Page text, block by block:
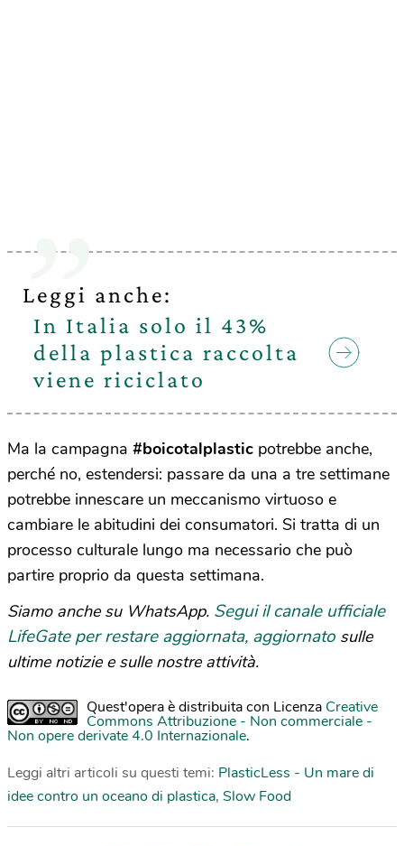
Leggi anche:
In Italia solo il 43%
della plastica raccolta
viene riciclato
Ma la campagna #boicotalplastic potrebbe anche,
perché no, estendersi: passare da una a tre settimane
potrebbe innescare un meccanismo virtuoso e
cambiare le abitudini dei consumatori. Si tratta di un
processo culturale lungo ma necessario che può
partire proprio da questa settimana.
Siamo anche su WhatsApp. Segui il canale ufficiale
LifeGate per restare aggiornata, aggiornato sulle
ultime notizie e sulle nostre attività.
Quest'opera è distribuita con Licenza Creative
Commons Attribuzione - Non commerciale -
Non opere derivate 4.0 Internazionale.
Leggi altri articoli su questi temi: PlasticLess - Un mare di
idee contro un oceano di plastica, Slow Food